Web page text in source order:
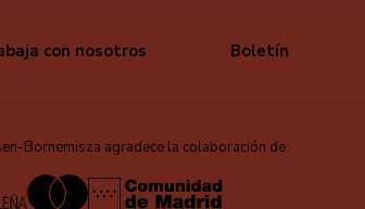
con nosotros Boletín
Bornemisza agradece la colaboración de: